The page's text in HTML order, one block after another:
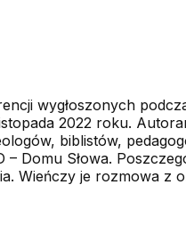
wygłoszonych
2022 roku.
biblistów,
Domu Słowa.
Wieńczy je rozmowa z